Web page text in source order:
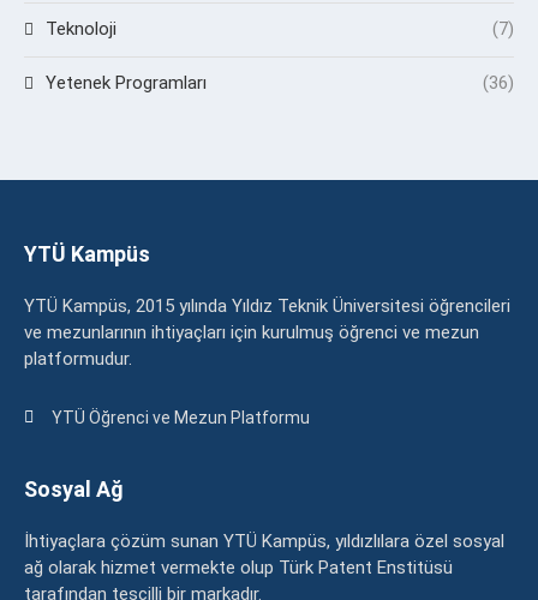
Teknoloji (7)
Yetenek Programları (36)
YTÜ Kampüs
YTÜ Kampüs, 2015 yılında Yıldız Teknik Üniversitesi öğrencileri
ve mezunlarının ihtiyaçları için kurulmuş öğrenci ve mezun
platformudur.
YTÜ Öğrenci ve Mezun Platformu
Sosyal Ağ
İhtiyaçlara çözüm sunan YTÜ Kampüs, yıldızlılara özel sosyal
ağ olarak hizmet vermekte olup Türk Patent Enstitüsü
tarafından tescilli bir markadır.